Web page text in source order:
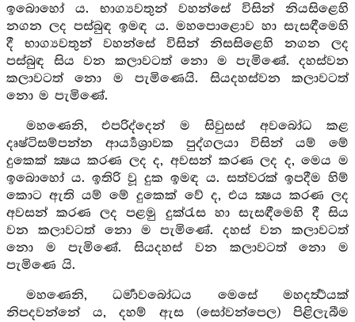
ඉබොහෝ ය. භාග්‍යවතුන් වහන්සේ විසින් නියසිළෙහි
නගන ලද පස්බුඳ ඉමඳ ය. මහපොළොව හා සැසඳීමෙහි
දී භාග්‍යවතුන් වහන්සේ විසින් නිසසිළෙහි නගන ලද
පස්බුඳ සිය වන කලාවටත් නො ම පැමිණේ. දහස්වන
කලාවටත් නො ම පැමිණෙයි. සියදහස්වන කලාවටත්
නො ම පැමිණේ.
මහණෙනි, එපරිද්දෙන් ම සිවුසස් අවබෝධ කළ
දෘෂ්ටිසම්පන්න ආර්‍ය්‍යශ්‍රාවක පුද්ගලයා විසින් යම් මේ
දුකෙක් ක්‍ෂය කරණ ලද ද, අවසන් කරණ ලද ද, මෙය ම
ඉබොහෝ ය. ඉතිරි වූ දුක ඉමඳ ය. සත්වරක් ඉපදීම හිම්
කොට ඇති යම් මේ දුකෙක් වේ ද, එය ක්‍ෂය කරණ ලද
අවසන් කරණ ලද පළමු දුක්රැස හා සැසඳීමෙහි දී සිය
වන කලාවටත් නො ම පැමිණේ. දහස් වන කලාවටත්
නො ම පැමිණේ. සියදහස් වන කලාවටත් නො ම
පැමිණෙ යි.
මහණෙනි, ධර්‍මාවබෝධය මෙසේ මහදර්‍ත්‍ථයක්
නිපදවන්නේ ය, දහම් ඇස (සෝවන්පෙල) පිළිලැබීම